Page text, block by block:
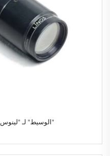
"الوسيط" لـ "لينوس 4401-402-000-20"